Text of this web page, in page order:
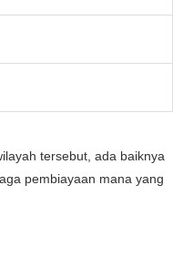
tersebut, ada baiknya
pembiayaan mana yang